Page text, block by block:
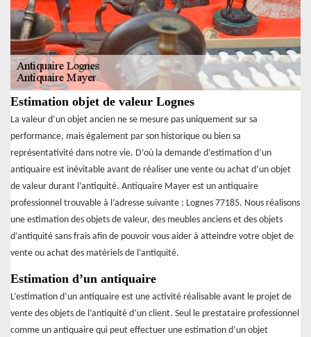
Estimation objet de valeur Lognes
La valeur d’un objet ancien ne se mesure pas uniquement sur sa
performance, mais également par son historique ou bien sa
représentativité dans notre vie. D’où la demande d’estimation d’un
antiquaire est inévitable avant de réaliser une vente ou achat d’un objet
de valeur durant l’antiquité. Antiquaire Mayer est un antiquaire
professionnel trouvable à l’adresse suivante : Lognes 77185. Nous réalisons
une estimation des objets de valeur, des meubles anciens et des objets
d’antiquité sans frais afin de pouvoir vous aider à atteindre votre objet de
vente ou achat des matériels de l’antiquité.
Estimation d’un antiquaire
L’estimation d’un antiquaire est une activité réalisable avant le projet de
vente des objets de l’antiquité d’un client. Seul le prestataire professionnel
comme un antiquaire qui peut effectuer une estimation d’un objet